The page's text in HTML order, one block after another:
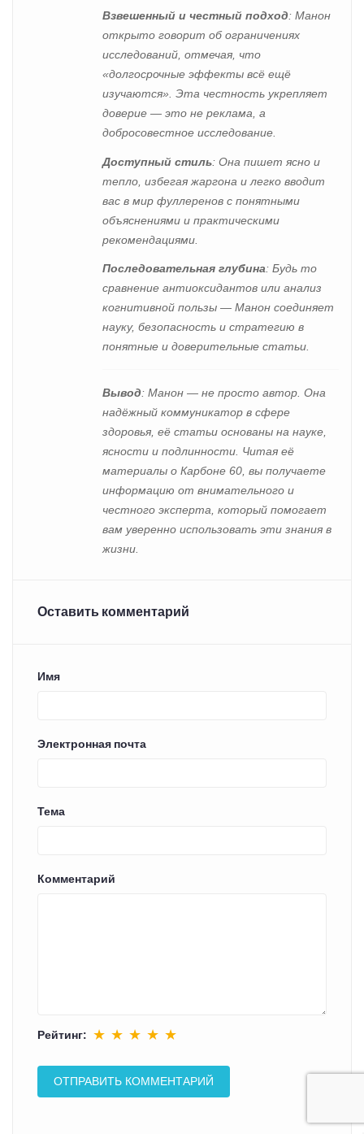
Взвешенный и честный подход: Манон
открыто говорит об ограничениях
исследований, отмечая, что
«долгосрочные эффекты всё ещё
изучаются». Эта честность укрепляет
доверие — это не реклама, а
добросовестное исследование.
Доступный стиль: Она пишет ясно и
тепло, избегая жаргона и легко вводит
вас в мир фуллеренов с понятными
объяснениями и практическими
рекомендациями.
Последовательная глубина: Будь то
сравнение антиоксидантов или анализ
когнитивной пользы — Манон соединяет
науку, безопасность и стратегию в
понятные и доверительные статьи.
Вывод: Манон — не просто автор. Она
надёжный коммуникатор в сфере
здоровья, её статьи основаны на науке,
ясности и подлинности. Читая её
материалы о Карбоне 60, вы получаете
информацию от внимательного и
честного эксперта, который помогает
вам уверенно использовать эти знания в
жизни.
Оставить комментарий
Имя
Электронная почта
Тема
Комментарий
Рейтинг: ★ ★ ★ ★ ★